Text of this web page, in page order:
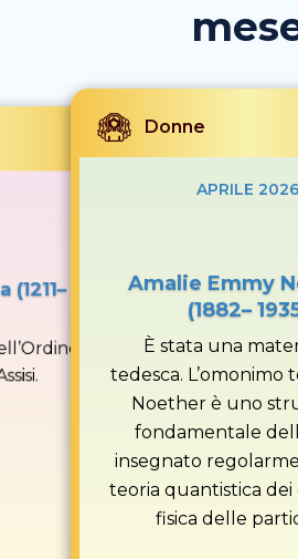
Donne
APRILE 2026
Amalie Emmy
(1882–
È stata una
tedesca. L’omonimo
Noether è uno
fondamentale
insegnato
teoria quantistica dei
fisica delle